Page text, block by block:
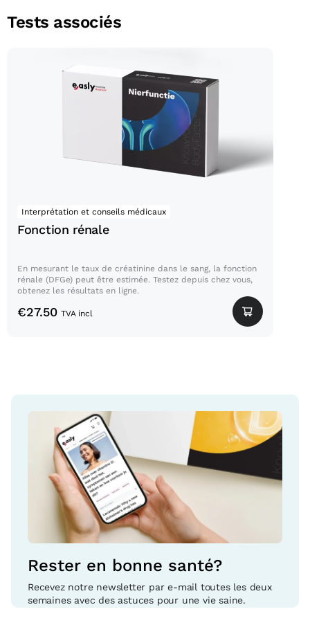
Tests associés
Fonction rénale
Interprétation et conseils médicaux
Fonction rénale
En mesurant le taux de créatinine dans le sang, la fonction
rénale (DFGe) peut être estimée. Testez depuis chez vous,
obtenez les résultats en ligne.
€27.50 TVA incl
Rester en bonne santé?
Recevez notre newsletter par e-mail toutes les deux
semaines avec des astuces pour une vie saine.